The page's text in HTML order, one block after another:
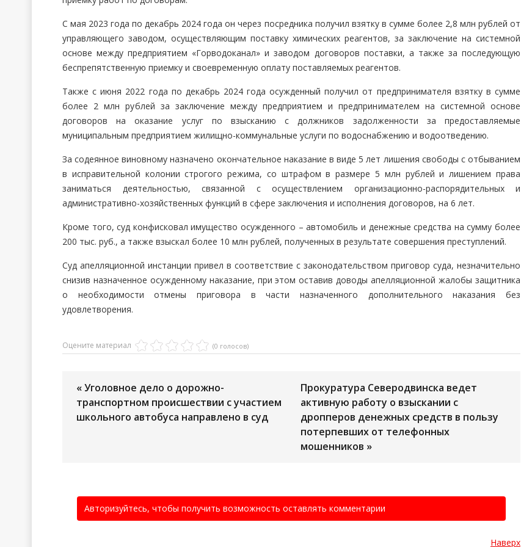
С мая 2023 года по декабрь 2024 года он через посредника получил взятку в сумме более 2,8 млн рублей от
управляющего заводом, осуществляющим поставку химических реагентов, за заключение на системной
основе между предприятием «Горводоканал» и заводом договоров поставки, а также за последующую
беспрепятственную приемку и своевременную оплату поставляемых реагентов.
Также с июня 2022 года по декабрь 2024 года осужденный получил от предпринимателя взятку в сумме
более 2 млн рублей за заключение между предприятием и предпринимателем на системной основе
договоров на оказание услуг по взысканию с должников задолженности за предоставляемые
муниципальным предприятием жилищно-коммунальные услуги по водоснабжению и водоотведению.
За содеянное виновному назначено окончательное наказание в виде 5 лет лишения свободы с отбыванием
в исправительной колонии строгого режима, со штрафом в размере 5 млн рублей и лишением права
заниматься деятельностью, связанной с осуществлением организационно-распорядительных и
административно-хозяйственных функций в сфере заключения и исполнения договоров, на 6 лет.
Кроме того, суд конфисковал имущество осужденного – автомобиль и денежные средства на сумму более
200 тыс. руб., а также взыскал более 10 млн рублей, полученных в результате совершения преступлений.
Суд апелляционной инстанции привел в соответствие с законодательством приговор суда, незначительно
снизив назначенное осужденному наказание, при этом оставив доводы апелляционной жалобы защитника
о необходимости отмены приговора в части назначенного дополнительного наказания без
удовлетворения.
Оцените материал (0 голосов)
« Уголовное дело о дорожно-
транспортном происшествии с участием
школьного автобуса направлено в суд
Прокуратура Северодвинска ведет
активную работу о взыскании с
дропперов денежных средств в пользу
потерпевших от телефонных
мошенников »
Авторизуйтесь, чтобы получить возможность оставлять комментарии
Наверх